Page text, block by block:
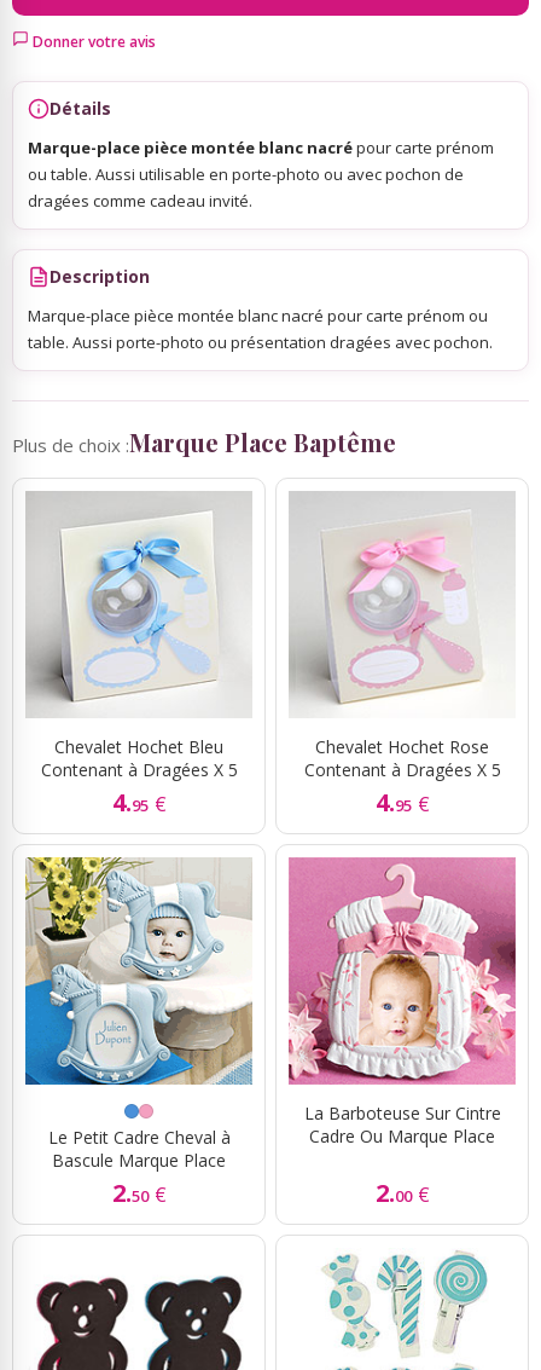
Scrapbooking, Loisirs Créatifs
Donner votre avis
Détails
Marque-place pièce montée blanc nacrépour carte prénom
ou table. Aussi utilisable en porte-photo ou avec pochon de
dragées comme cadeau invité.
Description
Marque-place pièce montée blanc nacré pour carte prénom ou
table. Aussi porte-photo ou présentation dragées avec pochon.
Plus de choix :Marque Place Baptême
Chevalet Hochet Bleu
Contenant à Dragées X 5
4.95 €
Chevalet Hochet Rose
Contenant à Dragées X 5
4.95 €
Le Petit Cadre Cheval à
Bascule Marque Place
2.50 €
La Barboteuse Sur Cintre
Cadre Ou Marque Place
2.00 €